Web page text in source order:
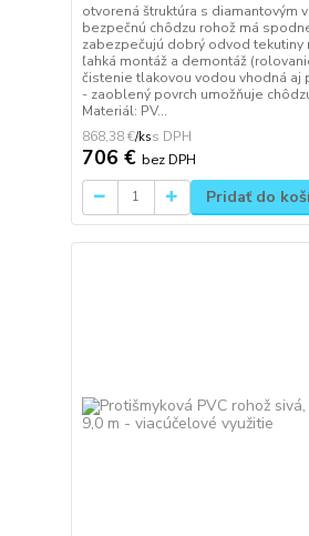
otvorená štruktúra s diamantovým
bezpečnú chôdzu rohož má
zabezpečujú dobrý odvod tekutiny
ľahká montáž a demontáž
čistenie tlakovou vodou vhodná aj
- zaoblený povrch umožňuje
Materiál: PV...
868,38 €/ks
706 € bez DPH
Pridať do